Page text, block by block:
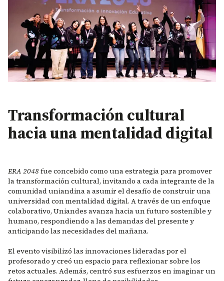
Transformación cultural
hacia una mentalidad digital
ERA 2048 fue concebido como una estrategia para promover
la transformación cultural, invitando a cada integrante de la
comunidad uniandina a asumir el desafío de construir una
universidad con mentalidad digital. A través de un enfoque
colaborativo, Uniandes avanza hacia un futuro sostenible y
humano, respondiendo a las demandas del presente y
anticipando las necesidades del mañana.
El evento visibilizó las innovaciones lideradas por el
profesorado y creó un espacio para reflexionar sobre los
retos actuales. Además, centró sus esfuerzos en imaginar un